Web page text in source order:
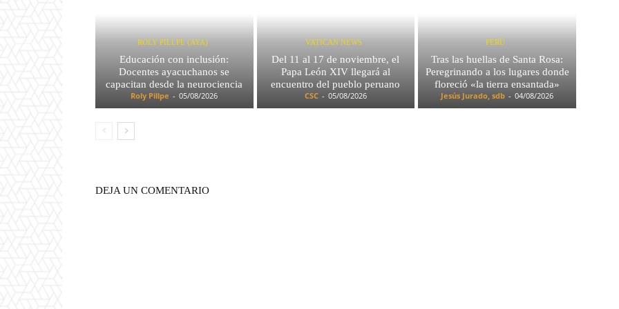
ROLY PILLPE (AYA)
Educación con inclusión:
Docentes ayacuchanos se
capacitan desde la neurociencia
Roly Pillpe - 05/08/2026
VATICAN NEWS
Del 11 al 17 de noviembre, el
Papa León XIV llegará al
encuentro del pueblo peruano
CSC - 05/08/2026
PERÚ
Tras las huellas de Santa Rosa:
Peregrinando a los lugares donde
floreció «la tierra ensantada»
Jesús Jurado, sdb - 04/08/2026
DEJA UN COMENTARIO